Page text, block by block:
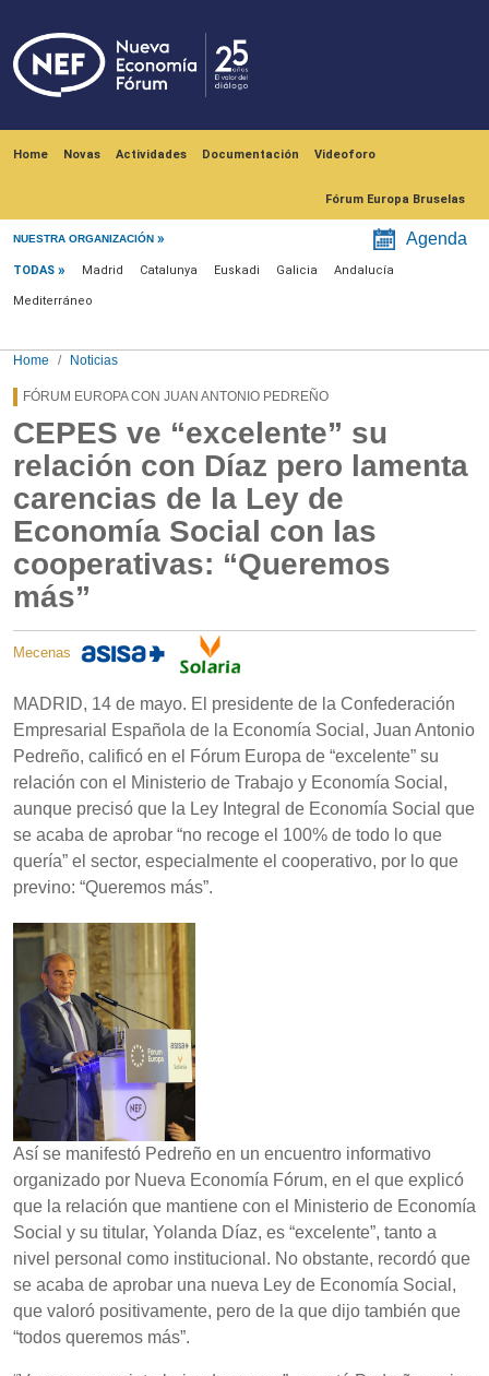
Home Novas Actividades Documentación Videoforo
Fórum Europa Bruselas
NUESTRA ORGANIZACIÓN Agenda
Menú noticias
TODAS Madrid Catalunya Euskadi Galicia Andalucía
Mediterráneo
Home Noticias
FÓRUM EUROPA CON JUAN ANTONIO PEDREÑO
CEPES ve “excelente” su
relación con Díaz pero lamenta
carencias de la Ley de
Economía Social con las
cooperativas: “Queremos
más”
Mecenas
MADRID, 14 de mayo. El presidente de la Confederación
Empresarial Española de la Economía Social, Juan Antonio
Pedreño, calificó en el Fórum Europa de “excelente” su
relación con el Ministerio de Trabajo y Economía Social,
aunque precisó que la Ley Integral de Economía Social que
se acaba de aprobar “no recoge el 100% de todo lo que
quería” el sector, especialmente el cooperativo, por lo que
previno: “Queremos más”.
Así se manifestó Pedreño en un encuentro informativo
organizado por Nueva Economía Fórum, en el que explicó
que la relación que mantiene con el Ministerio de Economía
Social y su titular, Yolanda Díaz, es “excelente”, tanto a
nivel personal como institucional. No obstante, recordó que
se acaba de aprobar una nueva Ley de Economía Social,
que valoró positivamente, pero de la que dijo también que
“todos queremos más”.